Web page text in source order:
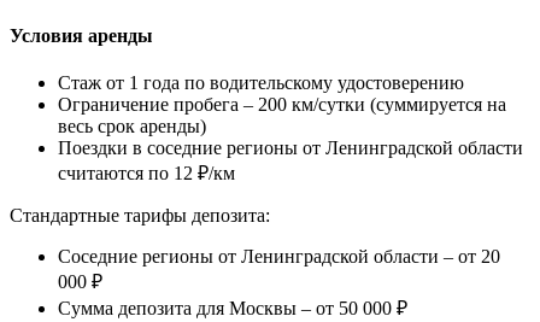
Условия аренды
Стаж от 1 года по водительскому удостоверению
Ограничение пробега – 200 км/сутки (суммируется на
весь срок аренды)
Поездки в соседние регионы от Ленинградской области
считаются по 12 ₽/км
Стандартные тарифы депозита:
Соседние регионы от Ленинградской области – от 20
000 ₽
Сумма депозита для Москвы – от 50 000 ₽